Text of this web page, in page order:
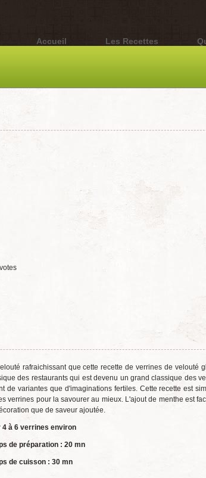
Accueil Les Recettes
votes
rafraichissant que cette recette de verrines de velouté
des restaurants qui est devenu un grand classique des
de variantes que d'imaginations fertiles. Cette recette est
verrines pour la savourer au mieux. L'ajout de menthe est
que de saveur ajoutée.
4 à 6 verrines environ
de préparation : 20 mn
de cuisson : 30 mn